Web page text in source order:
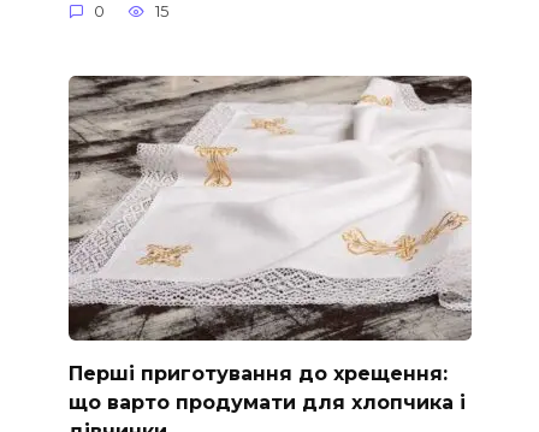
0 15
Перші приготування до хрещення:
що варто продумати для хлопчика і